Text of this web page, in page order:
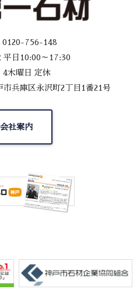
756-148
平日10:00～17:30
4木曜日 定休
市兵庫区永沢町2丁目1番21号
会社案内